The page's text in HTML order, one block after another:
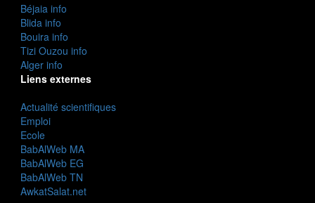
Béjaia info
Blida info
Bouira info
Tizi Ouzou info
Alger info
Liens externes
Actualité scientifiques
Emploi
Ecole
BabAlWeb MA
BabAlWeb EG
BabAlWeb TN
AwkatSalat.net